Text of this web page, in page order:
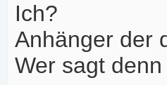
Ich?
Anhänger der
Wer sagt